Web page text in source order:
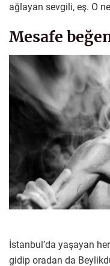
ağlayan sevgili, eş. O
Mesafe
İstanbul’da yaşayan
gidip oradan da